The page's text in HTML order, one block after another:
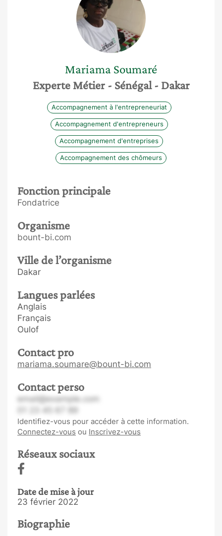
Mariama Soumaré
Experte Métier - Sénégal - Dakar
Accompagnement à l'entrepreneuriat
Accompagnement d'entrepreneurs
Accompagnement d'entreprises
Accompagnement des chômeurs
Fonction principale
Fondatrice
Organisme
bount-bi.com
Ville de l’organisme
Dakar
Langues parlées
Anglais
Français
Oulof
Contact pro
mariama.soumare@bount-bi.com
Contact perso
email@example.com
Identifiez-vous pour accéder à cette information.
Connectez-vous ou Inscrivez-vous
Réseaux sociaux
Date de mise à jour
23 février 2022
Biographie